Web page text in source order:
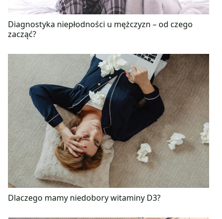
Diagnostyka niepłodności u mężczyzn – od czego
zacząć?
Dlaczego mamy niedobory witaminy D3?